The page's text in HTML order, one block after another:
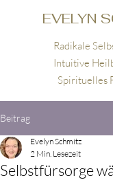
EVELYN
Radikale
Intuitive
Spirituelles
Beitrag
Selbstfürsorge
Evelyn Schmitz
2 Min. Lesezeit